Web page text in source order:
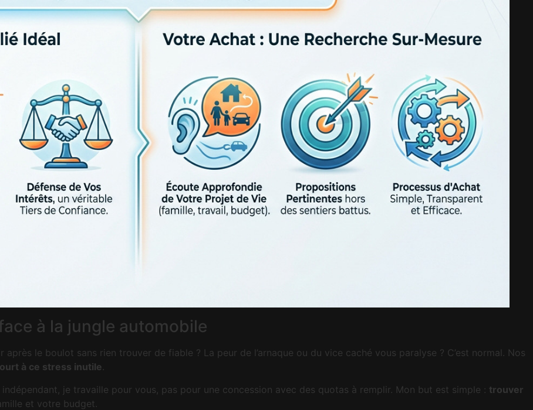
à la jungle automobile
le boulot sans rien trouver de fiable ? La peur de l’arnaque ou du vice caché vous paralyse ? C’est normal. Nos
à ce stress inutile.
je travaille pour vous, pas pour une concession avec des quotas à remplir. Mon but est simple : trouver
et votre budget.